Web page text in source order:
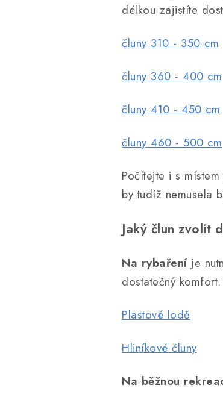
délkou zajistíte
čluny 310 - 350 cm
čluny 360 - 400 cm
čluny 410 - 450 cm
čluny 460 - 500 cm
Počítejte i s
by tudíž nemusela
Jaký člun zvolit
Na rybaření je
dostatečný
Plastové lodě
Hliníkové čluny
Na běžnou